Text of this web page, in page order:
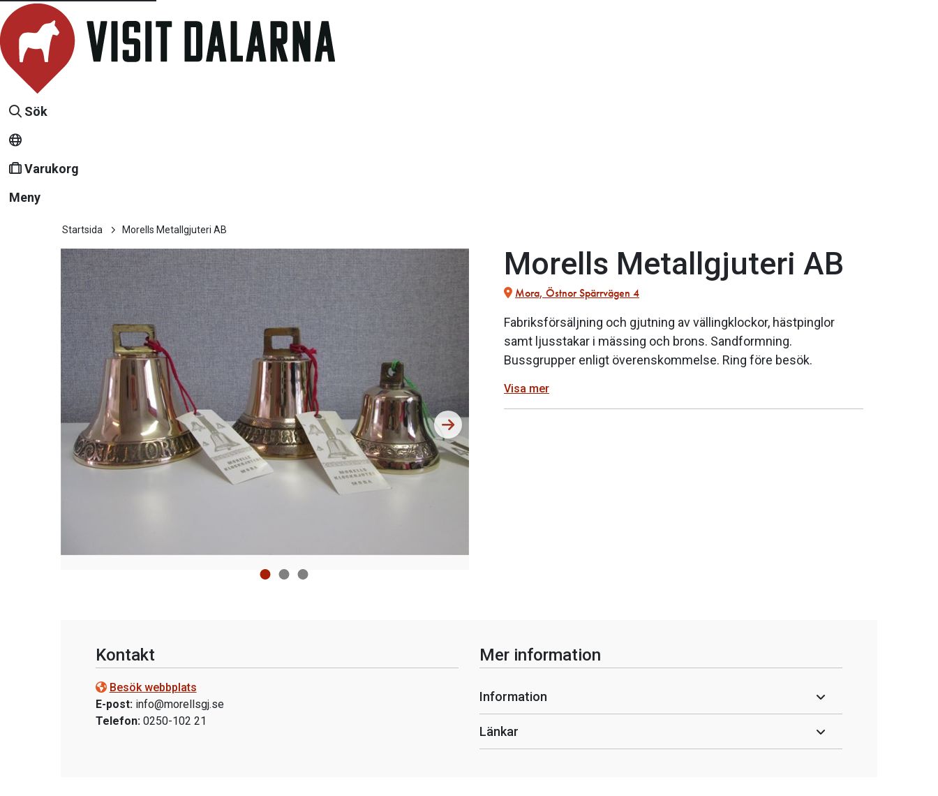
Sök
Varukorg
Meny
Startsida Morells Metallgjuteri AB
Morells Metallgjuteri AB
Mora, Östnor Spärrvägen 4
Fabriksförsäljning och gjutning av vällingklockor, hästpinglor
samt ljusstakar i mässing och brons. Sandformning.
Bussgrupper enligt överenskommelse. Ring före besök.
Visa mer
Kontakt
Besök webbplats
E-post: info@morellsgj.se
Telefon: 0250-102 21
Mer information
Information
Länkar